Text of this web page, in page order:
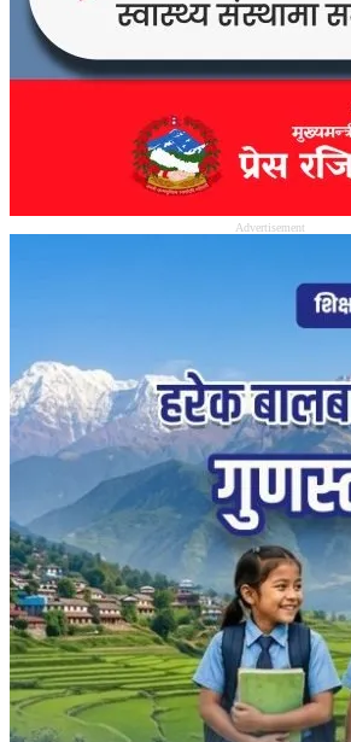
Advertisement